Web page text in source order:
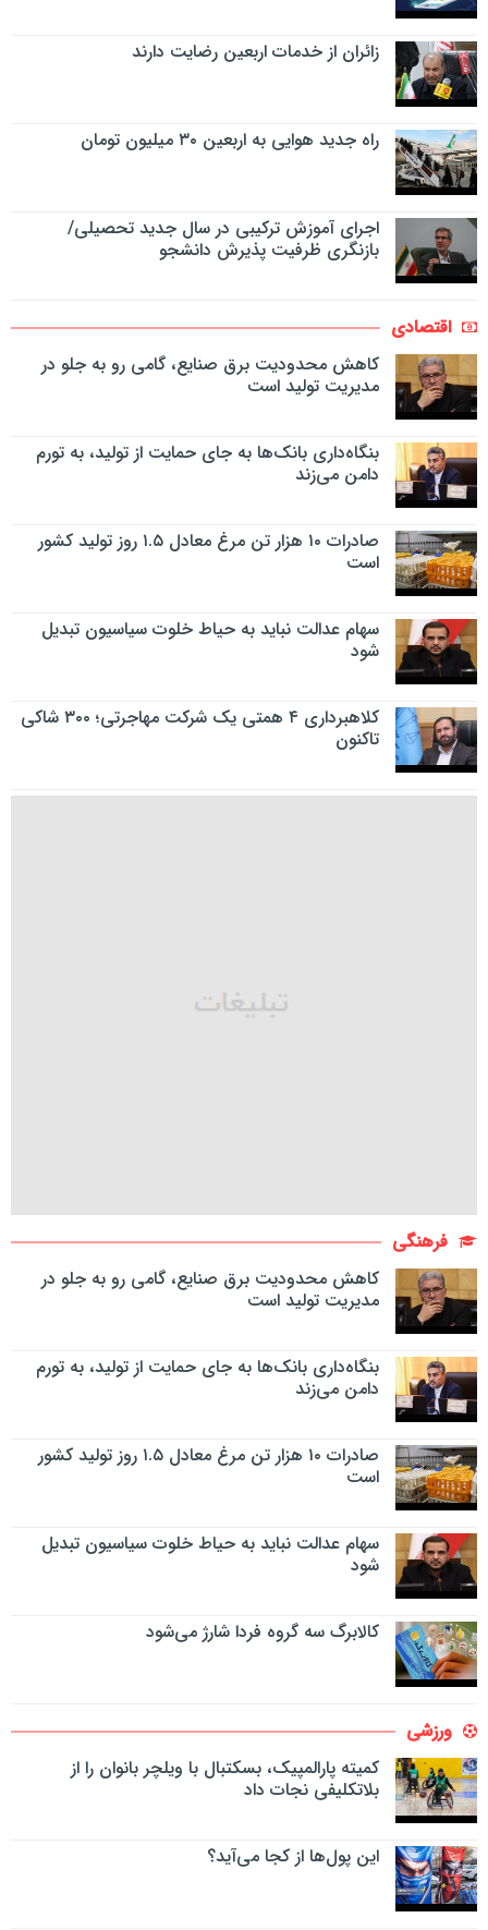
زائران از خدمات اربعین رضایت دارند
راه جدید هوایی به اربعین ۳۰ میلیون تومان
اجرای آموزش ترکیبی در سال جدید تحصیلی/
بازنگری ظرفیت پذیرش دانشجو
اقتصادی
کاهش محدودیت برق صنایع، گامی رو به جلو در
مدیریت تولید است
بنگاه‌داری بانک‌ها به جای حمایت از تولید، به تورم
دامن می‌زند
صادرات ۱۰ هزار تن مرغ معادل ۱.۵ روز تولید کشور
است
سهام عدالت نباید به حیاط خلوت سیاسیون تبدیل
شود
کلاهبرداری ۴ همتی یک شرکت مهاجرتی؛ ۳۰۰ شاکی
تاکنون
فرهنگی
کاهش محدودیت برق صنایع، گامی رو به جلو در
مدیریت تولید است
بنگاه‌داری بانک‌ها به جای حمایت از تولید، به تورم
دامن می‌زند
صادرات ۱۰ هزار تن مرغ معادل ۱.۵ روز تولید کشور
است
سهام عدالت نباید به حیاط خلوت سیاسیون تبدیل
شود
کالابرگ سه گروه فردا شارژ می‌شود
ورزشی
کمیته پارالمپیک، بسکتبال با ویلچر بانوان را از
بلاتکلیفی نجات داد
این پول‌ها از کجا می‌آید؟